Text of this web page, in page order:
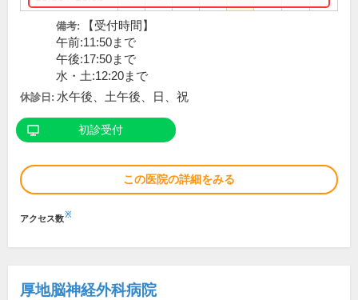
備考:
【受付時間】
午前:11:50まで
午後:17:50まで
水・土:12:20まで
休診日: 水午後、土午後、日、祝
初診受付
この医院の詳細をみる
アクセス数※
厚地脳神経外科病院